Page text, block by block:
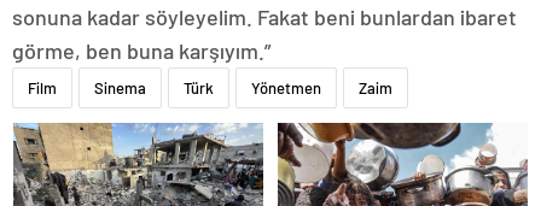
sonuna kadar söyleyelim. Fakat beni bunlardan ibaret
görme, ben buna karşıyım.”
Film Sinema Türk Yönetmen Zaim